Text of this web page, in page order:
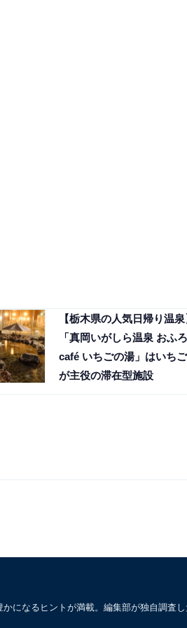
【栃木県の人気日帰り温泉
「真岡いがしら温泉 おふろ
café いちごの湯」はいちご
が主役の滞在型施設
になるヒントが満載。編集部が独自調査